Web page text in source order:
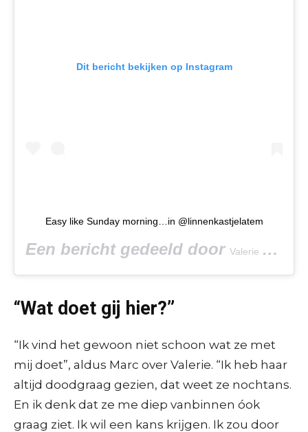
Dit bericht bekijken op Instagram
Easy like Sunday morning…in @linnenkastjelatem
Een bericht gedeeld door Valerie De Booser
“Wat doet gij hier?”
“Ik vind het gewoon niet schoon wat ze met
mij doet”, aldus Marc over Valerie. “Ik heb haar
altijd doodgraag gezien, dat weet ze nochtans.
En ik denk dat ze me diep vanbinnen óok
graag ziet. Ik wil een kans krĳgen. Ik zou door